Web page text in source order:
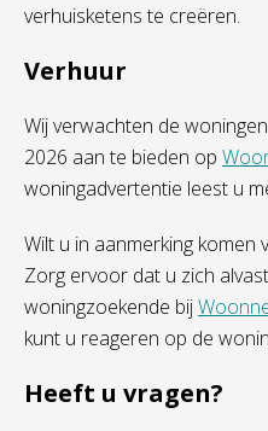
verhuisketens te creëren.
Verhuur
Wij verwachten de
2026 aan te bieden op
woningadvertentie leest u
Wilt u in aanmerking komen
Zorg ervoor dat u zich
woningzoekende bij
kunt u reageren op de
Heeft u vragen?